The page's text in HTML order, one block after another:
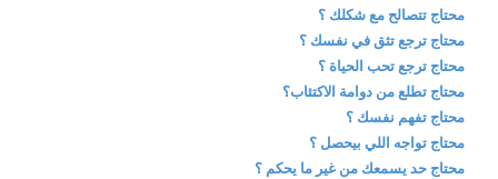
محتاج تتصالح مع شكلك ؟
محتاج ترجع تثق في نفسك ؟
محتاج ترجع تحب الحياة ؟
محتاج تطلع من دوامة الاكتئاب؟
محتاج تفهم نفسك ؟
محتاج تواجه اللي بيحصل ؟
محتاج حد يسمعك من غير ما يحكم ؟